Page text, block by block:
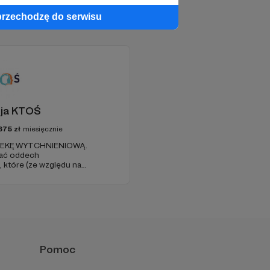
do serwisu
KTOŚ
zł miesięcznie
WYTCHNIENIOWĄ.
oddech
(ze względu na
Pomoc